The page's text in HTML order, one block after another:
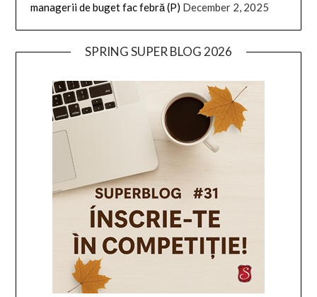
managerii de buget fac febră (P) December 2, 2025
SPRING SUPER BLOG 2026